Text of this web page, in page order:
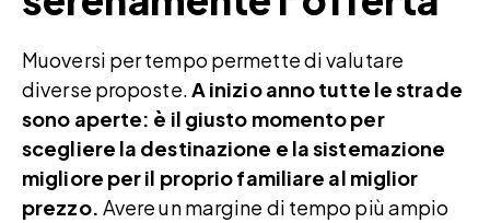
Muoversi per tempo permette di valutare
diverse proposte.A inizio anno tutte le strade
sono aperte: è il giusto momento per
scegliere la destinazione e la sistemazione
migliore per il proprio familiare al miglior
prezzo. Avere un margine di tempo più ampio